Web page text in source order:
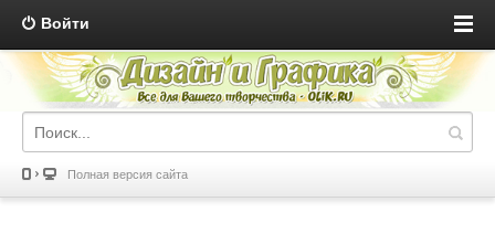
Войти
Полная версия сайта